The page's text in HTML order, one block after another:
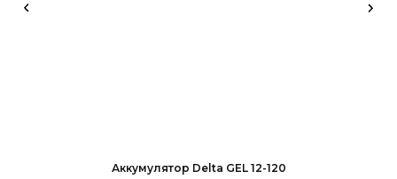
Аккумулятор Delta GEL 12-120